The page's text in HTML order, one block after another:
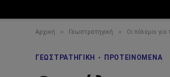
Αρχική » Γεωστρατηγική » Οι πόλεμοι για
ΓΕΩΣΤΡΑΤΗΓΙΚΉ ΠΡΟΤΕΙΝΌΜΕΝΑ